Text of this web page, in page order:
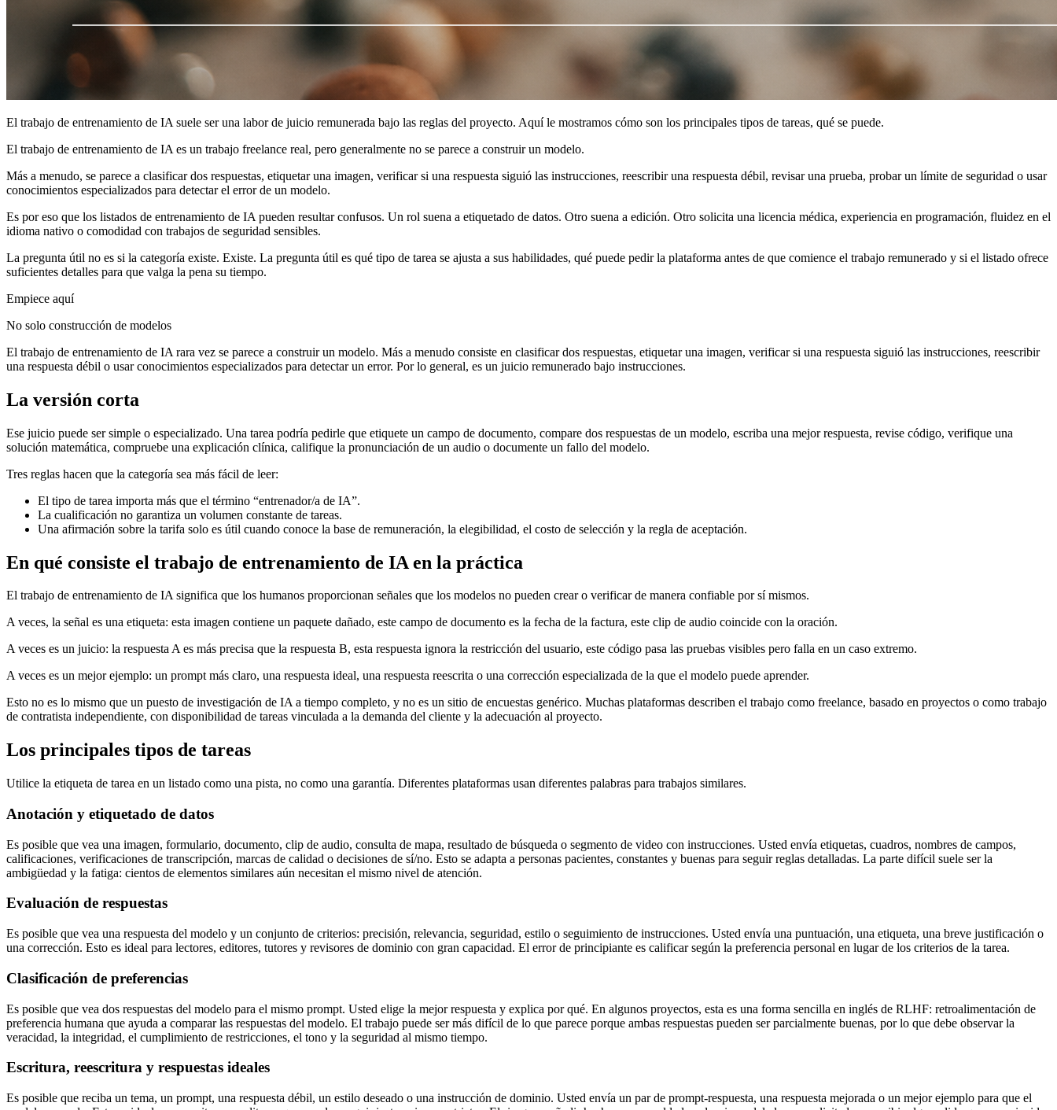
El trabajo de entrenamiento de IA suele ser una labor de juicio remunerada bajo las reglas del proyecto. Aquí le mostramos cómo son los principales tipos de tareas, qué se puede.
El trabajo de entrenamiento de IA es un trabajo freelance real, pero generalmente no se parece a construir un modelo.
Más a menudo, se parece a clasificar dos respuestas, etiquetar una imagen, verificar si una respuesta siguió las instrucciones, reescribir una respuesta débil, revisar una prueba, probar un límite de seguridad o usar
conocimientos especializados para detectar el error de un modelo.
Es por eso que los listados de entrenamiento de IA pueden resultar confusos. Un rol suena a etiquetado de datos. Otro suena a edición. Otro solicita una licencia médica, experiencia en programación, fluidez en el
idioma nativo o comodidad con trabajos de seguridad sensibles.
La pregunta útil no es si la categoría existe. Existe. La pregunta útil es qué tipo de tarea se ajusta a sus habilidades, qué puede pedir la plataforma antes de que comience el trabajo remunerado y si el listado ofrece
suficientes detalles para que valga la pena su tiempo.
Empiece aquí
No solo construcción de modelos
El trabajo de entrenamiento de IA rara vez se parece a construir un modelo. Más a menudo consiste en clasificar dos respuestas, etiquetar una imagen, verificar si una respuesta siguió las instrucciones, reescribir
una respuesta débil o usar conocimientos especializados para detectar un error. Por lo general, es un juicio remunerado bajo instrucciones.
La versión corta
Ese juicio puede ser simple o especializado. Una tarea podría pedirle que etiquete un campo de documento, compare dos respuestas de un modelo, escriba una mejor respuesta, revise código, verifique una
solución matemática, compruebe una explicación clínica, califique la pronunciación de un audio o documente un fallo del modelo.
Tres reglas hacen que la categoría sea más fácil de leer:
El tipo de tarea importa más que el término “entrenador/a de IA”.
La cualificación no garantiza un volumen constante de tareas.
Una afirmación sobre la tarifa solo es útil cuando conoce la base de remuneración, la elegibilidad, el costo de selección y la regla de aceptación.
En qué consiste el trabajo de entrenamiento de IA en la práctica
El trabajo de entrenamiento de IA significa que los humanos proporcionan señales que los modelos no pueden crear o verificar de manera confiable por sí mismos.
A veces, la señal es una etiqueta: esta imagen contiene un paquete dañado, este campo de documento es la fecha de la factura, este clip de audio coincide con la oración.
A veces es un juicio: la respuesta A es más precisa que la respuesta B, esta respuesta ignora la restricción del usuario, este código pasa las pruebas visibles pero falla en un caso extremo.
A veces es un mejor ejemplo: un prompt más claro, una respuesta ideal, una respuesta reescrita o una corrección especializada de la que el modelo puede aprender.
Esto no es lo mismo que un puesto de investigación de IA a tiempo completo, y no es un sitio de encuestas genérico. Muchas plataformas describen el trabajo como freelance, basado en proyectos o como trabajo
de contratista independiente, con disponibilidad de tareas vinculada a la demanda del cliente y la adecuación al proyecto.
Los principales tipos de tareas
Utilice la etiqueta de tarea en un listado como una pista, no como una garantía. Diferentes plataformas usan diferentes palabras para trabajos similares.
Anotación y etiquetado de datos
Es posible que vea una imagen, formulario, documento, clip de audio, consulta de mapa, resultado de búsqueda o segmento de video con instrucciones. Usted envía etiquetas, cuadros, nombres de campos,
calificaciones, verificaciones de transcripción, marcas de calidad o decisiones de sí/no. Esto se adapta a personas pacientes, constantes y buenas para seguir reglas detalladas. La parte difícil suele ser la
ambigüedad y la fatiga: cientos de elementos similares aún necesitan el mismo nivel de atención.
Evaluación de respuestas
Es posible que vea una respuesta del modelo y un conjunto de criterios: precisión, relevancia, seguridad, estilo o seguimiento de instrucciones. Usted envía una puntuación, una etiqueta, una breve justificación o
una corrección. Esto es ideal para lectores, editores, tutores y revisores de dominio con gran capacidad. El error de principiante es calificar según la preferencia personal en lugar de los criterios de la tarea.
Clasificación de preferencias
Es posible que vea dos respuestas del modelo para el mismo prompt. Usted elige la mejor respuesta y explica por qué. En algunos proyectos, esta es una forma sencilla en inglés de RLHF: retroalimentación de
preferencia humana que ayuda a comparar las respuestas del modelo. El trabajo puede ser más difícil de lo que parece porque ambas respuestas pueden ser parcialmente buenas, por lo que debe observar la
veracidad, la integridad, el cumplimiento de restricciones, el tono y la seguridad al mismo tiempo.
Escritura, reescritura y respuestas ideales
Es posible que reciba un tema, un prompt, una respuesta débil, un estilo deseado o una instrucción de dominio. Usted envía un par de prompt-respuesta, una respuesta mejorada o un mejor ejemplo para que el